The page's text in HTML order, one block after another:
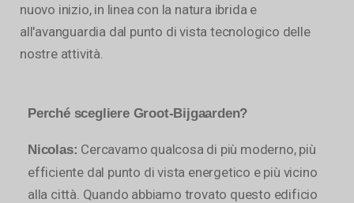
nuovo inizio, in linea con la natura ibrida e
all'avanguardia dal punto di vista tecnologico delle
nostre attività.
Perché scegliere Groot-Bijgaarden?
Nicolas: Cercavamo qualcosa di più moderno, più
efficiente dal punto di vista energetico e più vicino
alla città. Quando abbiamo trovato questo edificio